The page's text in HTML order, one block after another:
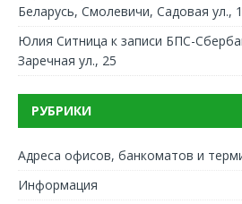
Беларусь, Смолевичи, Садовая ул., 1
Юлия Ситница к записи БПС-
Заречная ул., 25
РУБРИКИ
Адреса офисов, банкоматов и
Информация